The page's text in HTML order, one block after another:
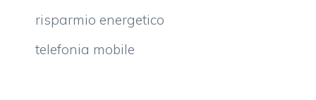
risparmio energetico
telefonia mobile